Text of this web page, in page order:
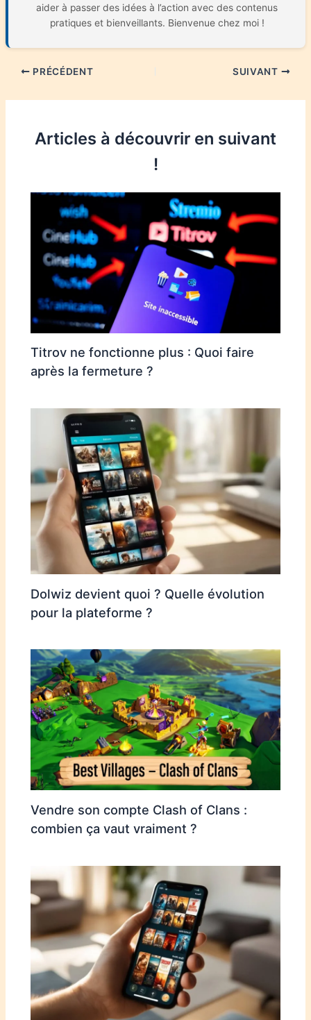
aider à passer des idées à l’action avec des contenus
pratiques et bienveillants. Bienvenue chez moi !
PRÉCÉDENT SUIVANT
Articles à découvrir en suivant
!
Titrov ne fonctionne plus : Quoi faire
après la fermeture ?
Dolwiz devient quoi ? Quelle évolution
pour la plateforme ?
Vendre son compte Clash of Clans :
combien ça vaut vraiment ?